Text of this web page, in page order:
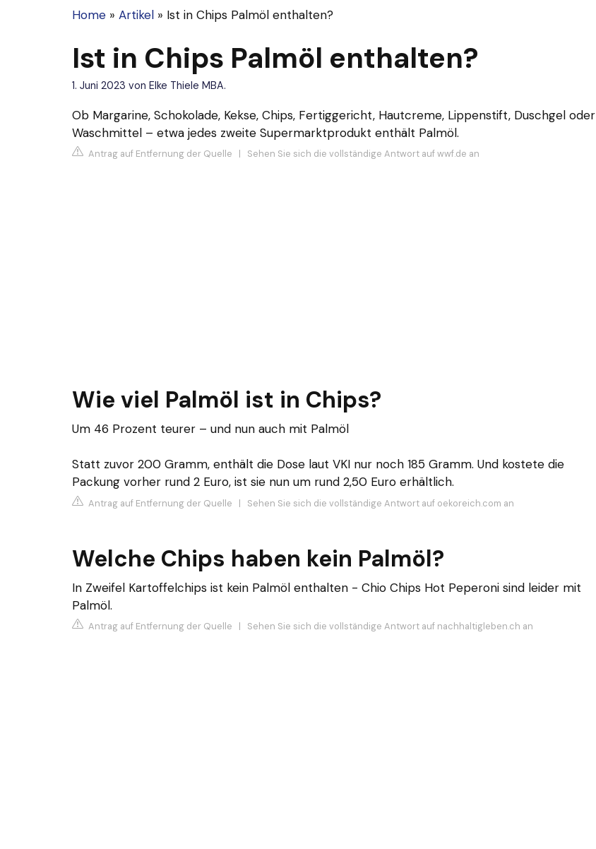
Home » Artikel » Ist in Chips Palmöl enthalten?
Ist in Chips Palmöl enthalten?
1. Juni 2023 von Elke Thiele MBA.
Ob Margarine, Schokolade, Kekse, Chips, Fertiggericht, Hautcreme, Lippenstift, Duschgel oder
Waschmittel – etwa jedes zweite Supermarktprodukt enthält Palmöl.
Antrag auf Entfernung der Quelle | Sehen Sie sich die vollständige Antwort auf wwf.de an
Wie viel Palmöl ist in Chips?
Um 46 Prozent teurer – und nun auch mit Palmöl
Statt zuvor 200 Gramm, enthält die Dose laut VKI nur noch 185 Gramm. Und kostete die
Packung vorher rund 2 Euro, ist sie nun um rund 2,50 Euro erhältlich.
Antrag auf Entfernung der Quelle | Sehen Sie sich die vollständige Antwort auf oekoreich.com an
Welche Chips haben kein Palmöl?
In Zweifel Kartoffelchips ist kein Palmöl enthalten - Chio Chips Hot Peperoni sind leider mit
Palmöl.
Antrag auf Entfernung der Quelle | Sehen Sie sich die vollständige Antwort auf nachhaltigleben.ch an